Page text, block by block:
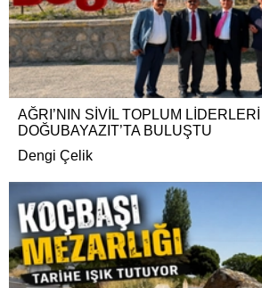
AĞRI’NIN SİVİL TOPLUM LİDERLERİ
DOĞUBAYAZIT’TA BULUŞTU
Dengi Çelik